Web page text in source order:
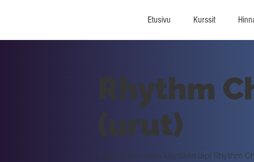
Etusivu Kurssit
Rhythm
(urut)
Tällä oppitunnilla käydään läpi Rhythm